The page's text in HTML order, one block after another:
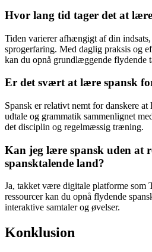
Hvor lang tid tager det at
Tiden varierer afhængigt af din
sprogerfaring. Med daglig praksis og
kan du opnå grundlæggende flydende
Er det svært at lære spansk
Spansk er relativt nemt for danskere
udtale og grammatik sammenlignet
det disciplin og regelmæssig træning.
Kan jeg lære spansk uden at
spansktalende land?
Ja, takket være digitale platforme som
ressourcer kan du opnå flydende
interaktive samtaler og øvelser.
Konklusion